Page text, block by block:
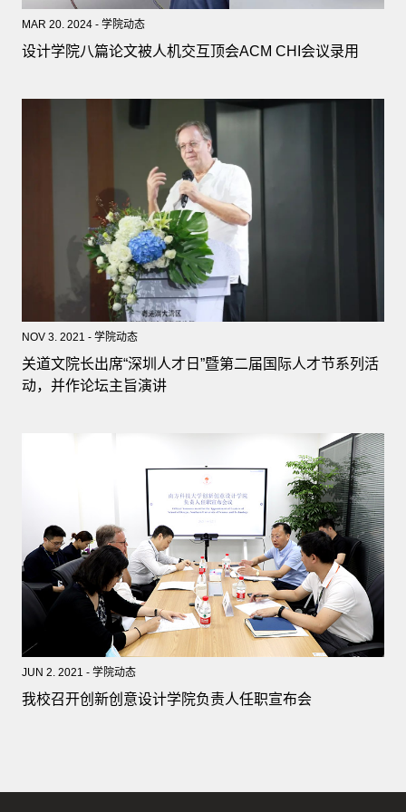
MAR 20. 2024 - 学院动态
设计学院八篇论文被人机交互顶会ACM CHI会议录用
NOV 3. 2021 - 学院动态
关道文院长出席“深圳人才日”暨第二届国际人才节系列活
动，并作论坛主旨演讲
JUN 2. 2021 - 学院动态
我校召开创新创意设计学院负责人任职宣布会